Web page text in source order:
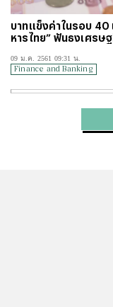
บาทแข็งค่าในรอบ 40
หารไทย” ฟันธงเศรษฐ
09 ม.ค. 2561 09:31 น.
Finance and Banking